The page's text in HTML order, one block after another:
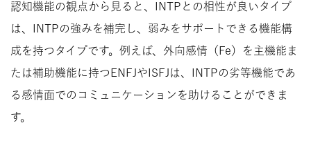
認知機能の観点から見ると、INTPとの相性が良いタイプ
は、INTPの強みを補完し、弱みをサポートできる機能構
成を持つタイプです。例えば、外向感情（Fe）を主機能ま
たは補助機能に持つENFJやISFJは、INTPの劣等機能であ
る感情面でのコミュニケーションを助けることができま
す。